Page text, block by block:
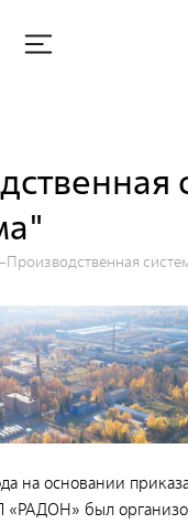
Производственная
на основании
«РАДОН» был
система "Росатома"
совет